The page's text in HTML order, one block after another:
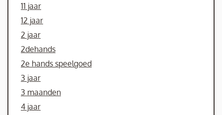
11 jaar
12 jaar
2 jaar
2dehands
2e hands speelgoed
3 jaar
3 maanden
4 jaar